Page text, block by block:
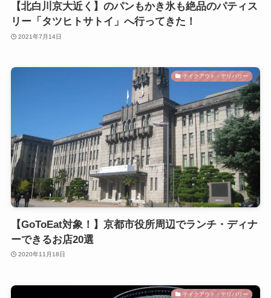
【北白川京大近く】のパンもかき氷も絶品のパティス
リー「タツヒトサトイ」へ行ってきた！
2021年7月14日
テイクアウト・デリバリー
【GoToEat対象！】京都市役所周辺でランチ・ディナ
ーできるお店20選
2020年11月18日
テイクアウト・デリバリー